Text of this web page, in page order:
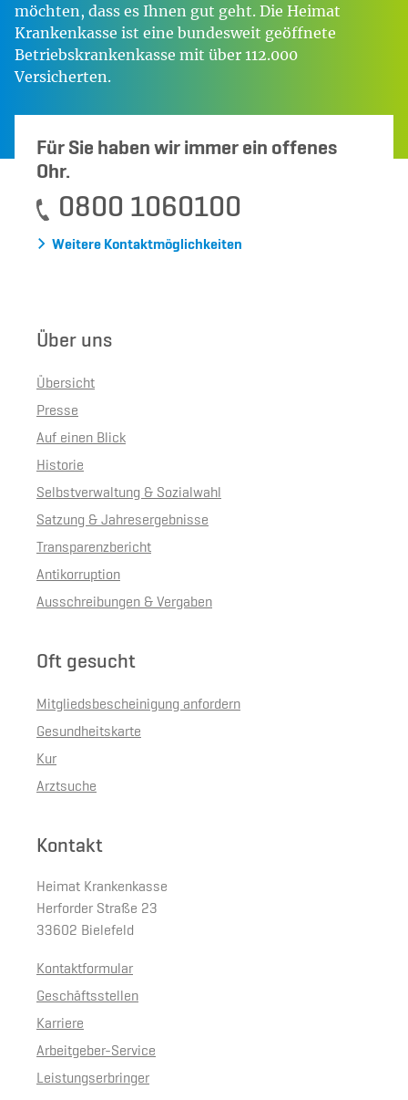
möchten, dass es Ihnen gut geht. Die Heimat
Krankenkasse ist eine bundesweit geöffnete
Betriebskrankenkasse mit über 112.000
Versicherten.
Für Sie haben wir immer ein offenes
Ohr.
0800 1060100
Weitere Kontaktmöglichkeiten
Über uns
Übersicht
Presse
Auf einen Blick
Historie
Selbstverwaltung & Sozialwahl
Satzung & Jahresergebnisse
Transparenzbericht
Antikorruption
Ausschreibungen & Vergaben
Oft gesucht
Mitgliedsbescheinigung anfordern
Gesundheitskarte
Kur
Arztsuche
Kontakt
Heimat Krankenkasse
Herforder Straße 23
33602 Bielefeld
Kontaktformular
Geschäftsstellen
Karriere
Arbeitgeber-Service
Leistungserbringer